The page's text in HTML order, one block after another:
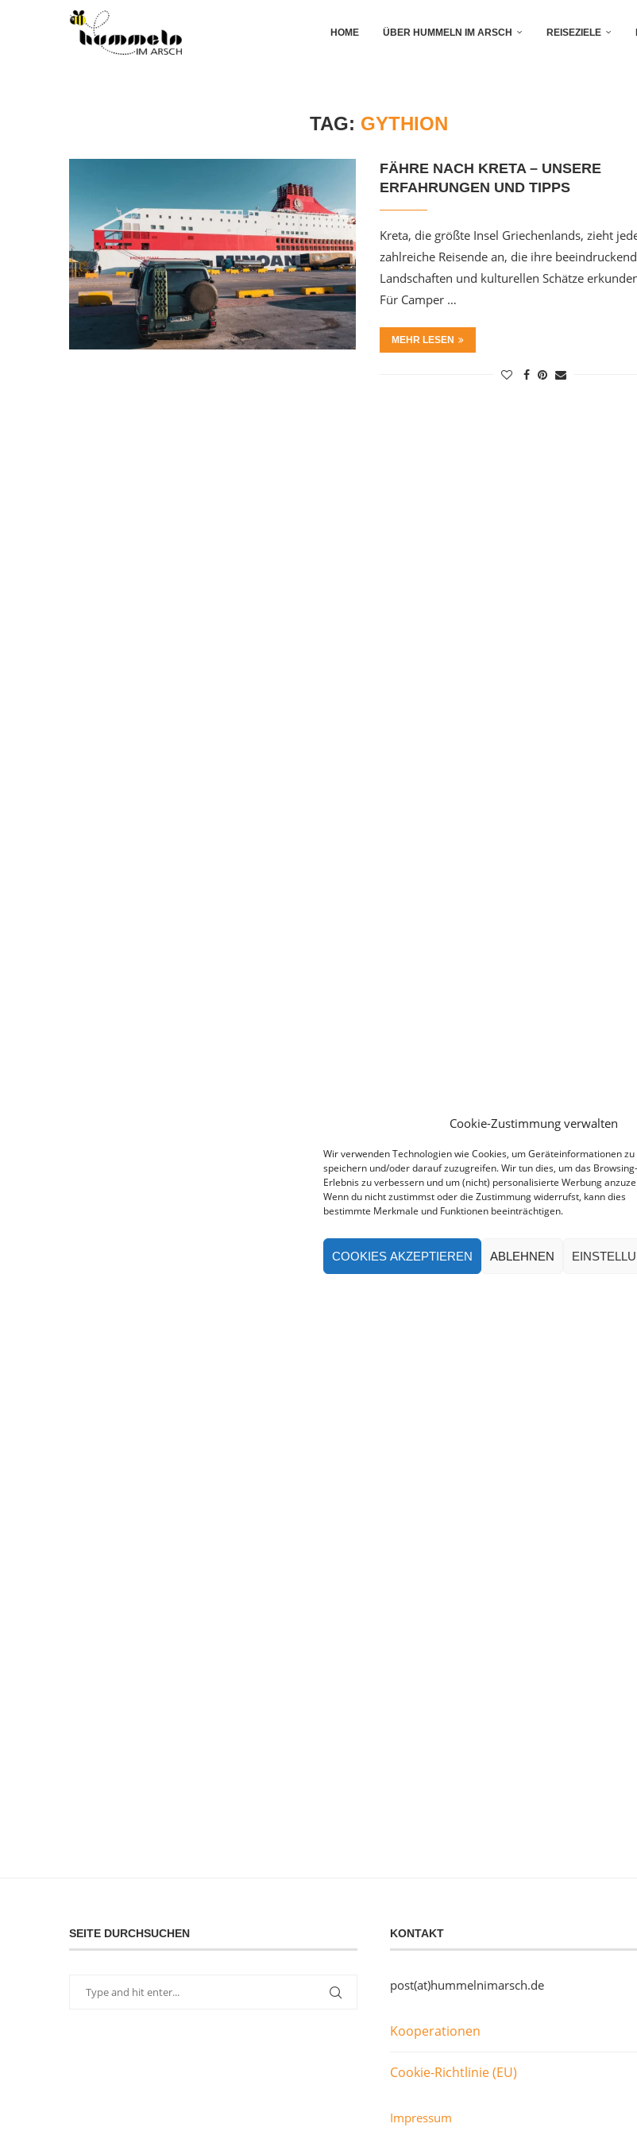
Cookie-Zustimmung verwalten
Wir verwenden Technologien wie Cookies, um Geräteinformationen zu
speichern und/oder darauf zuzugreifen. Wir tun dies, um das Browsing-
Erlebnis zu verbessern und um (nicht) personalisierte Werbung
Wenn du nicht zustimmst oder die Zustimmung widerrufst, kann dies
bestimmte Merkmale und Funktionen beeinträchtigen.
COOKIES AKZEPTIEREN ABLEHNEN
HOME ÜBER HUMMELN IM ARSCH REISEZIELE
TAG: GYTHION
FÄHRE NACH KRETA – UNSERE
ERFAHRUNGEN UND TIPPS
Kreta, die größte Insel Griechenlands, zieht
zahlreiche Reisende an, die ihre
Landschaften und kulturellen Schätze
Für Camper …
MEHR LESEN
SEITE DURCHSUCHEN KONTAKT
post(at)hummelnimarsch.de
Kooperationen
Cookie-Richtlinie (EU)
Impressum